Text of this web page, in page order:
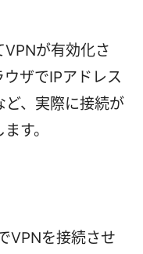
VPNが有効化さ
ザでIPアドレス
ど、実際に接続が
す。
VPNを接続させ